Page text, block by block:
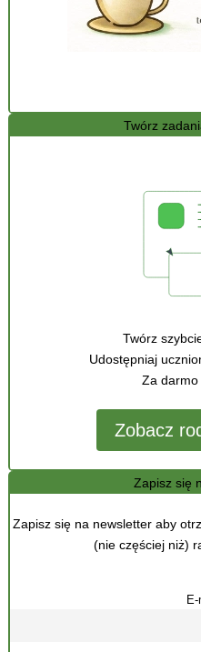
Twórz
Twórz
Udostępniaj
Za darmo
Zobacz
Zapisz się
Zapisz się na newsletter aby
(nie częściej niż)
E-